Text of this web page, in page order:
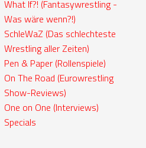
What If?! (Fantasywrestling -
Was wäre wenn?!)
SchleWaZ (Das schlechteste
Wrestling aller Zeiten)
Pen & Paper (Rollenspiele)
On The Road (Eurowrestling
Show-Reviews)
One on One (Interviews)
Specials